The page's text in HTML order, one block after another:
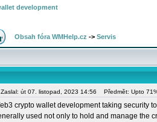
development
Obsah fóra WMHelp.cz -> Servis
Zaslal: út 07. listopad, 2023 14:56 Předmět: Upto
crypto wallet development taking security
used not only to hold and manage the